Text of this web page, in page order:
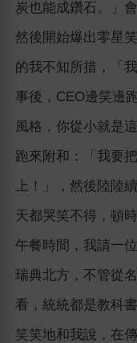
炭也能成鑽石。」
然後開始爆出零星
的我不知所措，「
事後，CEO邊笑邊
風格，你從小就是
跑來附和：「我要
上！」，然後陸陸
天都哭笑不得，頓
午餐時間，我請一
瑞典北方，不管從
看，統統都是教科
笑笑地和我說，在